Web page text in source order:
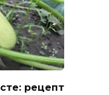
рецепт